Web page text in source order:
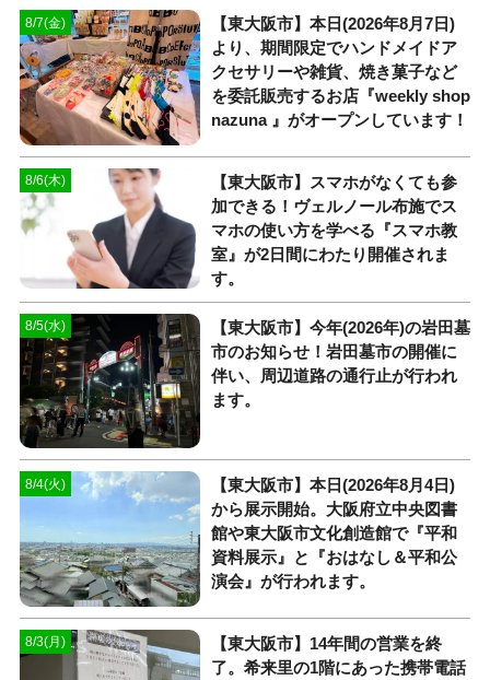
8/7(金)
【東大阪市】本日(2026年8月7日)
より、期間限定でハンドメイドア
クセサリーや雑貨、焼き菓子など
を委託販売するお店『weekly shop
nazuna 』がオープンしています！
8/6(木)
【東大阪市】スマホがなくても参
加できる！ヴェルノール布施でス
マホの使い方を学べる『スマホ教
室』が2日間にわたり開催されま
す。
8/5(水)
【東大阪市】今年(2026年)の岩田墓
市のお知らせ！岩田墓市の開催に
伴い、周辺道路の通行止が行われ
ます。
8/4(火)
【東大阪市】本日(2026年8月4日)
から展示開始。大阪府立中央図書
館や東大阪市文化創造館で『平和
資料展示』と『おはなし＆平和公
演会』が行われます。
8/3(月)
【東大阪市】14年間の営業を終
了。希来里の1階にあった携帯電話